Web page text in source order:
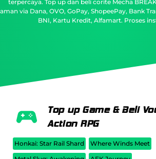
terpercaya. Top up dan beli corite Mecha
aman via Dana, OVO, GoPay, ShopeePay, Bank
BNI, Kartu Kredit, Alfamart. Proses
Top up Game & Beli
Action RPG
Honkai: Star Rail Shard
Where Winds Meet